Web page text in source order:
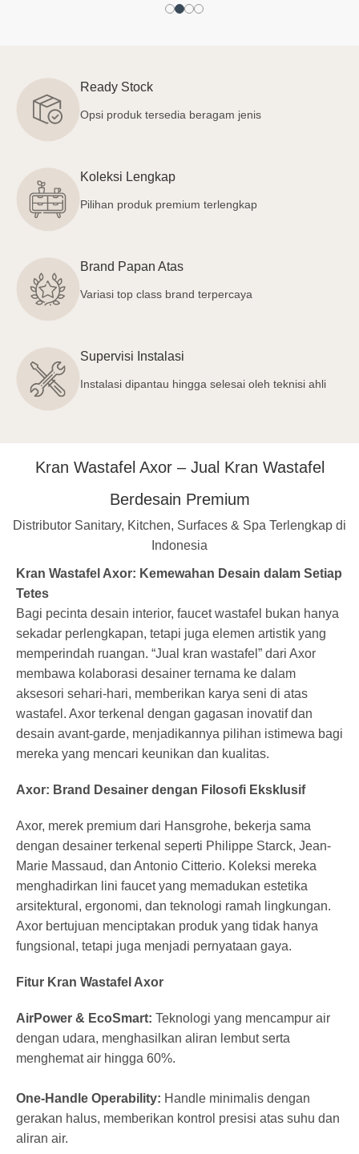
Ready Stock
Opsi produk tersedia beragam jenis
Koleksi Lengkap
Pilihan produk premium terlengkap
Brand Papan Atas
Variasi top class brand terpercaya
Supervisi Instalasi
Instalasi dipantau hingga selesai oleh teknisi ahli
Kran Wastafel Axor – Jual Kran Wastafel
Berdesain Premium
Distributor Sanitary, Kitchen, Surfaces & Spa Terlengkap di
Indonesia
Kran Wastafel Axor: Kemewahan Desain dalam Setiap
Tetes
Bagi pecinta desain interior, faucet wastafel bukan hanya
sekadar perlengkapan, tetapi juga elemen artistik yang
memperindah ruangan. “Jual kran wastafel” dari Axor
membawa kolaborasi desainer ternama ke dalam
aksesori sehari-hari, memberikan karya seni di atas
wastafel. Axor terkenal dengan gagasan inovatif dan
desain avant-garde, menjadikannya pilihan istimewa bagi
mereka yang mencari keunikan dan kualitas.
Axor: Brand Desainer dengan Filosofi Eksklusif
Axor, merek premium dari Hansgrohe, bekerja sama
dengan desainer terkenal seperti Philippe Starck, Jean-
Marie Massaud, dan Antonio Citterio. Koleksi mereka
menghadirkan lini faucet yang memadukan estetika
arsitektural, ergonomi, dan teknologi ramah lingkungan.
Axor bertujuan menciptakan produk yang tidak hanya
fungsional, tetapi juga menjadi pernyataan gaya.
Fitur Kran Wastafel Axor
AirPower & EcoSmart: Teknologi yang mencampur air
dengan udara, menghasilkan aliran lembut serta
menghemat air hingga 60%.
One-Handle Operability: Handle minimalis dengan
gerakan halus, memberikan kontrol presisi atas suhu dan
aliran air.